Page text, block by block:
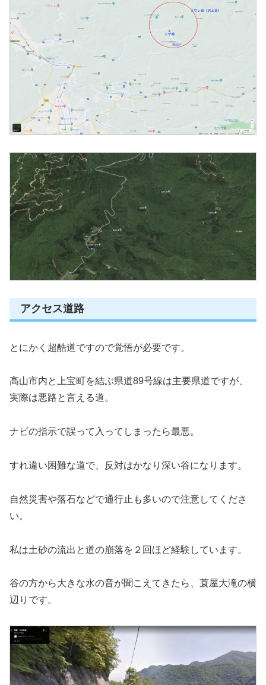
アクセス道路
とにかく超酷道ですので覚悟が必要です。
高山市内と上宝町を結ぶ県道89号線は主要県道ですが、
実際は悪路と言える道。
ナビの指示で誤って入ってしまったら最悪。
すれ違い困難な道で、反対はかなり深い谷になります。
自然災害や落石などで通行止も多いので注意してくださ
い。
私は土砂の流出と道の崩落を２回ほど経験しています。
谷の方から大きな水の音が聞こえてきたら、蓑屋大滝の横
辺りです。